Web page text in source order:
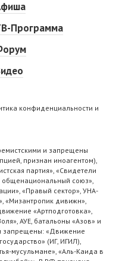
Программа
конфиденциальности и
и запрещены
признан иноагентом),
партия», «Свидетели
общенациональный союз»,
«Правый сектор», УНА-
«Мизантропик дивижн»,
«Артподготовка»,
АУЕ, батальоны «Азов» и
запрещены: «Движение
(ИГ, ИГИЛ),
мусульмане», «Аль-Каида в